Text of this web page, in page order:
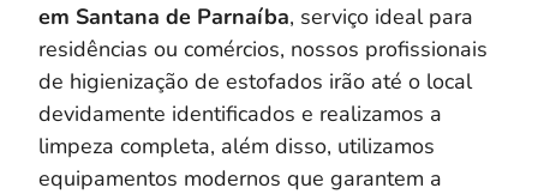
em Santana de Parnaíba, serviço ideal para
residências ou comércios, nossos profissionais
de higienização de estofados irão até o local
devidamente identificados e realizamos a
limpeza completa, além disso, utilizamos
equipamentos modernos que garantem a